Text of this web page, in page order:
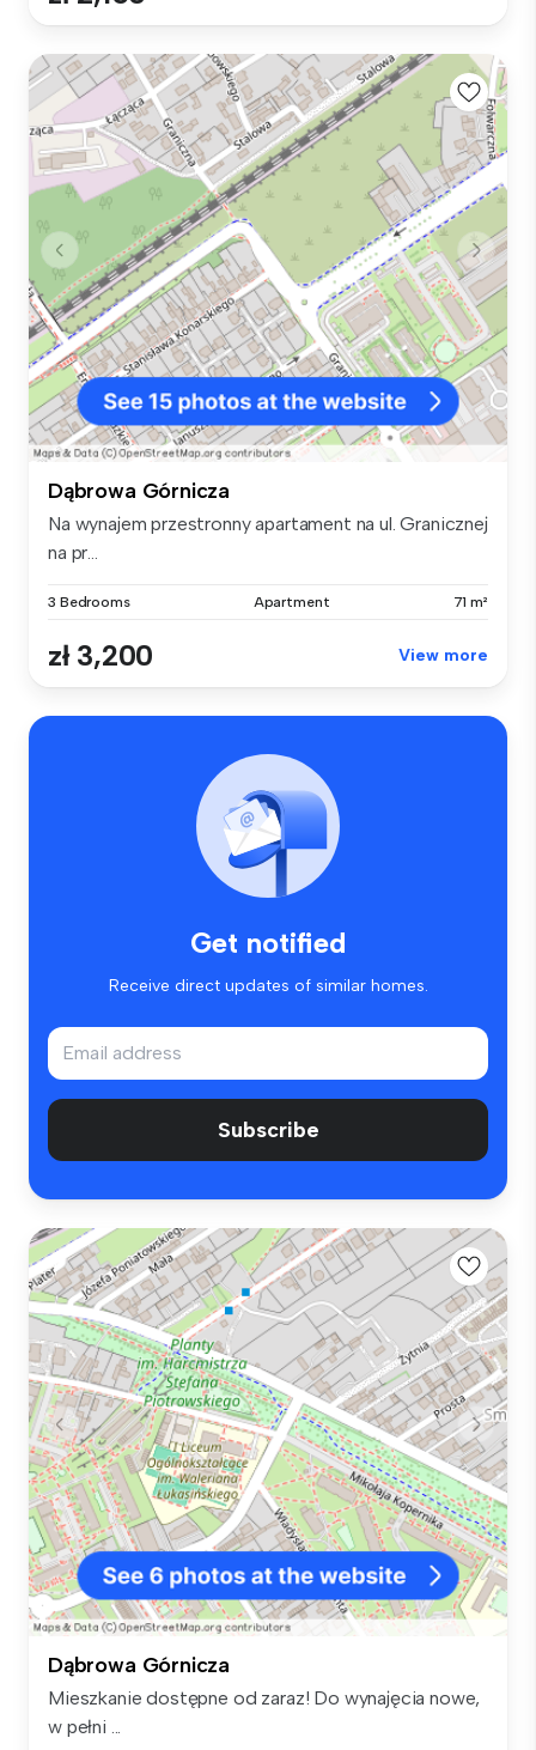
Dąbrowa Górnicza
Na wynajem przestronny apartament na ul. Granicznej
na pr...
3 Bedrooms Apartment 71 m²
zł 3,200 View more
Get notified
Receive direct updates of similar homes.
Subscribe
Dąbrowa Górnicza
Mieszkanie dostępne od zaraz! Do wynajęcia nowe,
w pełni ...